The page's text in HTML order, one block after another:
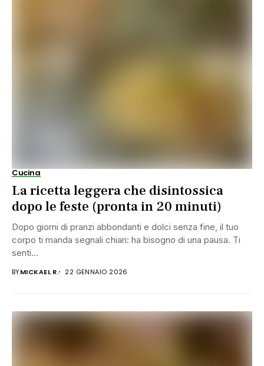
Cucina
La ricetta leggera che disintossica
dopo le feste (pronta in 20 minuti)
Dopo giorni di pranzi abbondanti e dolci senza fine, il tuo
corpo ti manda segnali chiari: ha bisogno di una pausa. Ti
senti...
BYMICKAEL R. 22 GENNAIO 2026